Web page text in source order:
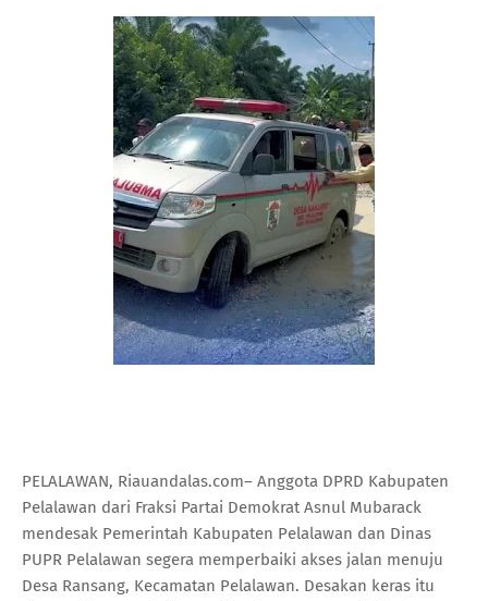
PELALAWAN, Riauandalas.com– Anggota DPRD Kabupaten
Pelalawan dari Fraksi Partai Demokrat Asnul Mubarack
mendesak Pemerintah Kabupaten Pelalawan dan Dinas
PUPR Pelalawan segera memperbaiki akses jalan menuju
Desa Ransang, Kecamatan Pelalawan. Desakan keras itu